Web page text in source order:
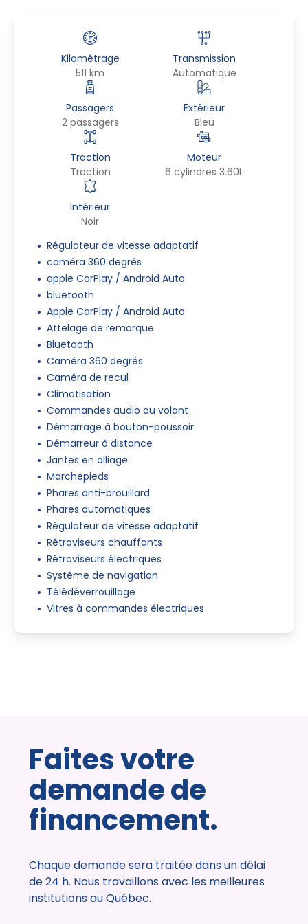
Kilométrage
511 km
Transmission
Automatique
Passagers
2 passagers
Extérieur
Bleu
Traction
Traction
Moteur
6 cylindres 3.60L
Intérieur
Noir
Régulateur de vitesse adaptatif
caméra 360 degrés
apple CarPlay / Android Auto
bluetooth
Apple CarPlay / Android Auto
Attelage de remorque
Bluetooth
Caméra 360 degrés
Caméra de recul
Climatisation
Commandes audio au volant
Démarrage à bouton-poussoir
Démarreur à distance
Jantes en alliage
Marchepieds
Phares anti-brouillard
Phares automatiques
Régulateur de vitesse adaptatif
Rétroviseurs chauffants
Rétroviseurs électriques
Système de navigation
Télédéverrouillage
Vitres à commandes électriques
Faites votre
demande de
financement.
Chaque demande sera traitée dans un délai
de 24 h. Nous travaillons avec les meilleures
institutions au Québec.